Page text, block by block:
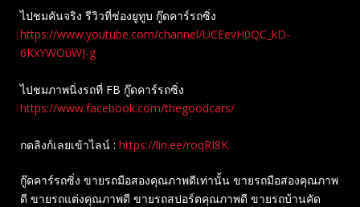
ไปชมคันจริง รีวิวที่ช่องยู​ทูบ​ กู๊ดคาร์รถซิ่ง
https://www.youtube.com/channel/UCEevH0QC_kD-
6KxYWOuWJ-g
ไปชมภาพนิ่งรถที่ FB กู๊ดคาร์รถซิ่ง
https://www.facebook.com/thegoodcars/
กดลิงก์เลยเข้าไลน์ : https://lin.ee/roqRI8K
กู๊ดคาร์รถซิ่ง ขายรถมือสองคุณภาพดีเท่านั้น ขายรถมือสองคุณภาพ
ดี ขายรถแต่งคุณภาพดี ขายรถสปอร์ตคุณภาพดี ขายรถบ้านคัด